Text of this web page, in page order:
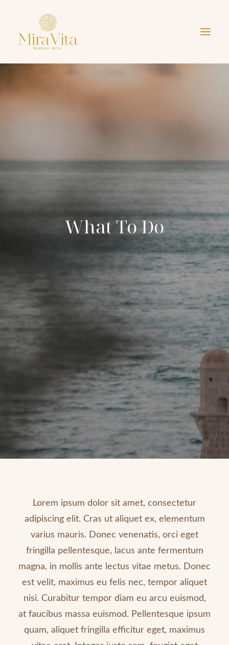
What To Do
Lorem ipsum dolor sit amet, consectetur
adipiscing elit. Cras ut aliquet ex, elementum
varius mauris. Donec venenatis, orci eget
fringilla pellentesque, lacus ante fermentum
magna, in mollis ante lectus vitae metus. Donec
est velit, maximus eu felis nec, tempor aliquet
nisi. Curabitur tempor diam eu arcu euismod,
at faucibus massa euismod. Pellentesque ipsum
quam, aliquet fringilla efficitur eget, maximus